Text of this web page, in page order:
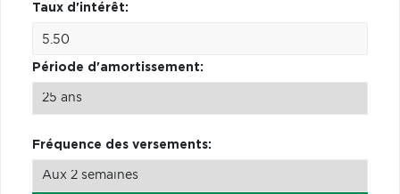
Taux d'intérêt:
Période d'amortissement:
Fréquence des versements: